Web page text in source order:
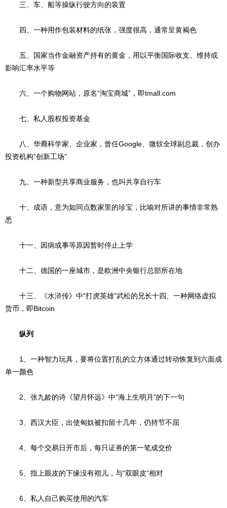
三、车、船等操纵行驶方向的装置
四、一种用作包装材料的纸张，强度很高，通常呈黄褐色
五、国家当作金融资产持有的黄金，用以平衡国际收支、维持或
影响汇率水平等
六、一个购物网站，原名“淘宝商城”，即tmall.com
七、私人股权投资基金
八、华裔科学家、企业家，曾任Google、微软全球副总裁，创办
投资机构“创新工场”
九、一种新型共享商业服务，也叫共享自行车
十、成语，意为如同点数家里的珍宝，比喻对所讲的事情非常熟
悉
十一、因病或事等原因暂时停止上学
十二、德国的一座城市，是欧洲中央银行总部所在地
十三、《水浒传》中“打虎英雄”武松的兄长十四、一种网络虚拟
货币，即Bitcoin
纵列
1、一种智力玩具，要将位置打乱的立方体通过转动恢复到六面成
单一颜色
2、张九龄的诗《望月怀远》中“海上生明月”的下一句
3、西汉大臣，出使匈奴被扣留十几年，仍持节不屈
4、每个交易日开市后，每只证券的第一笔成交价
5、指上眼皮的下缘没有褶儿，与“双眼皮”相对
6、私人自己购买使用的汽车